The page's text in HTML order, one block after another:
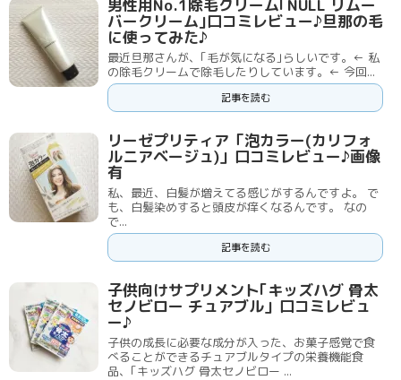
男性用No.1除毛クリーム｢NULL リムー
バークリーム｣口コミレビュー♪旦那の毛
に使ってみた♪
最近旦那さんが、｢毛が気になる｣らしいです。← 私
の除毛クリームで除毛したりしています。← 今回...
記事を読む
リーゼプリティア「泡カラー(カリフォ
ルニアベージュ)」口コミレビュー♪画像
有
私、最近、白髪が増えてる感じがするんですよ。 で
も、白髪染めすると頭皮が痒くなるんです。 なの
で...
記事を読む
子供向けサプリメント｢キッズハグ 骨太
セノビロー チュアブル」口コミレビュ
ー♪
子供の成長に必要な成分が入った、お菓子感覚で食
べることができるチュアブルタイプの栄養機能食
品、｢キッズハグ 骨太セノビロー ...